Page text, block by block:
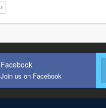
Facebook
Join us on Facebook